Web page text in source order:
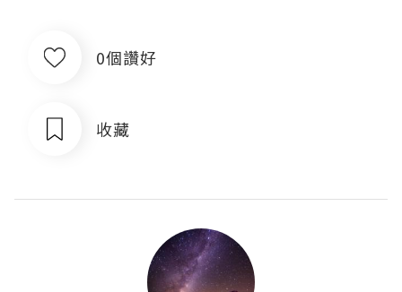
0個讚好
收藏